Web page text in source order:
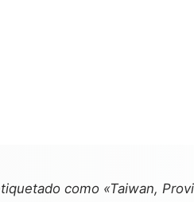
como «Taiwan,